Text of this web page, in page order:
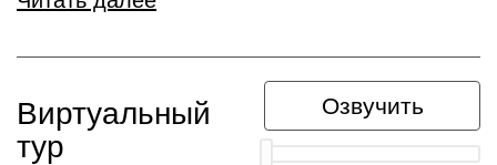
Озвучить
Виртуальный
тур